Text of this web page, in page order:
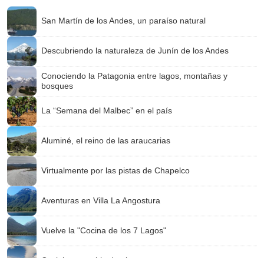
San Martín de los Andes, un paraíso natural
Descubriendo la naturaleza de Junín de los Andes
Conociendo la Patagonia entre lagos, montañas y
bosques
La “Semana del Malbec” en el país
Aluminé, el reino de las araucarias
Virtualmente por las pistas de Chapelco
Aventuras en Villa La Angostura
Vuelve la "Cocina de los 7 Lagos"